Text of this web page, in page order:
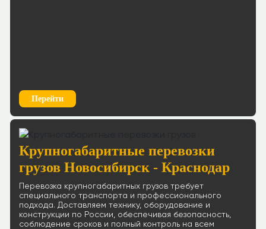
Перейти
Крупногабаритные перевозки
грузов Новосибирск - Краснодар
Перевозка крупногабаритных грузов требует
специального транспорта и профессионального
подхода. Доставляем технику, оборудование и
конструкции по России, обеспечивая безопасность,
соблюдение сроков и полный контроль на всем